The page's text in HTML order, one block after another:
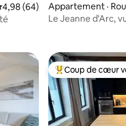
moyenne de 4,98 sur 5,
4,98 (64)
Appartement ·
Le Jeanne d'Arc,
Coup de cœur
Coup de cœur